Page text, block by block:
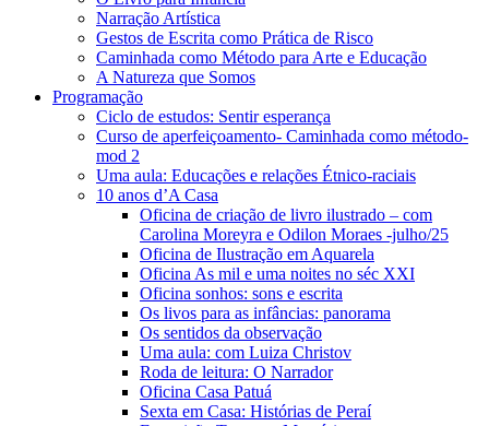
Narração Artística
Gestos de Escrita como Prática de Risco
Caminhada como Método para Arte e Educação
A Natureza que Somos
Programação
Ciclo de estudos: Sentir esperança
Curso de aperfeiçoamento- Caminhada como método-
mod 2
Uma aula: Educações e relações Étnico-raciais
10 anos d’A Casa
Oficina de criação de livro ilustrado – com
Carolina Moreyra e Odilon Moraes -julho/25
Oficina de Ilustração em Aquarela
Oficina As mil e uma noites no séc XXI
Oficina sonhos: sons e escrita
Os livos para as infâncias: panorama
Os sentidos da observação
Uma aula: com Luiza Christov
Roda de leitura: O Narrador
Oficina Casa Patuá
Sexta em Casa: Histórias de Peraí